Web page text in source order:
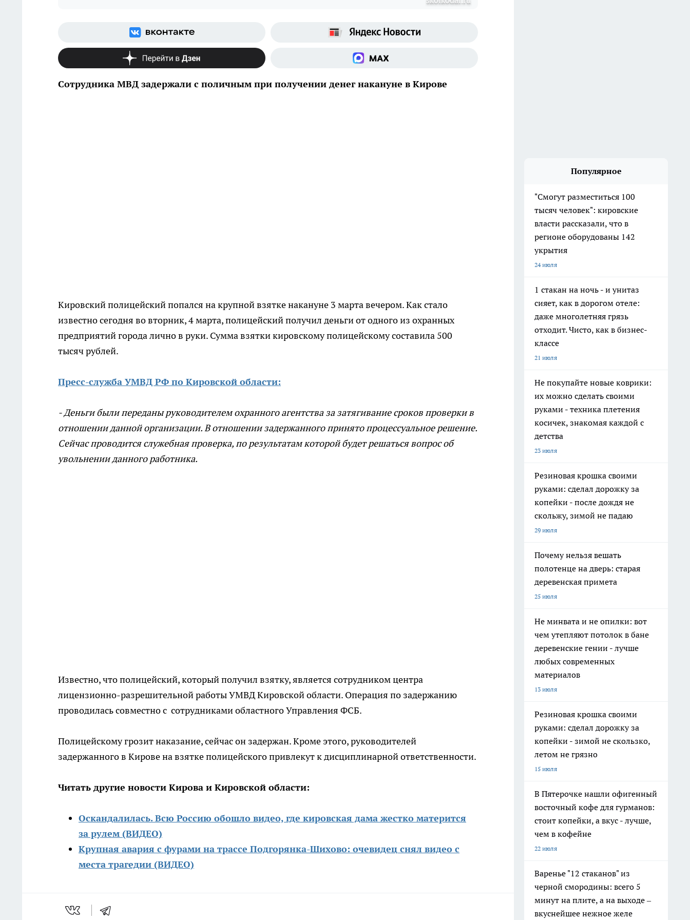
Сотрудника МВД задержали с поличным при получении денег накануне в Кирове
Кировский полицейский попался на крупной взятке накануне 3 марта вечером. Как стало
известно сегодня во вторник, 4 марта, полицейский получил деньги от одного из охранных
предприятий города лично в руки. Сумма взятки кировскому полицейскому составила 500
тысяч рублей.
Пресс-служба УМВД РФ по Кировской области:
- Деньги были переданы руководителем охранного агентства за затягивание сроков проверки в
отношении данной организации. В отношении задержанного принято процессуальное решение.
Сейчас проводится служебная проверка, по результатам которой будет решаться вопрос об
увольнении данного работника.
Известно, что полицейский, который получил взятку, является сотрудником центра
лицензионно-разрешительной работы УМВД Кировской области. Операция по задержанию
проводилась совместно с сотрудниками областного Управления ФСБ.
Полицейскому грозит наказание, сейчас он задержан. Кроме этого, руководителей
задержанного в Кирове на взятке полицейского привлекут к дисциплинарной ответственности.
Читать другие новости Кирова и Кировской области:
Оскандалилась. Всю Россию обошло видео, где кировская дама жестко матерится
за рулем (ВИДЕО)
Крупная авария с фурами на трассе Подгорянка-Шихово: очевидец снял видео с
места трагедии (ВИДЕО)
Популярное
"Смогут разместиться 100
тысяч человек": кировские
власти рассказали, что в
регионе оборудованы 142
укрытия
24 июля
1 стакан на ночь - и унитаз
сияет, как в дорогом отеле:
даже многолетняя грязь
отходит. Чисто, как в бизнес-
классе
21 июля
Не покупайте новые коврики:
их можно сделать своими
руками - техника плетения
косичек, знакомая каждой с
детства
23 июля
Резиновая крошка своими
руками: сделал дорожку за
копейки - после дождя не
скольжу, зимой не падаю
29 июля
Почему нельзя вешать
полотенце на дверь: старая
деревенская примета
25 июля
Не минвата и не опилки: вот
чем утепляют потолок в бане
деревенские гении - лучше
любых современных
материалов
13 июля
Резиновая крошка своими
руками: сделал дорожку за
копейки - зимой не скользко,
летом не грязно
15 июля
В Пятерочке нашли офигенный
восточный кофе для гурманов:
стоит копейки, а вкус - лучше,
чем в кофейне
22 июля
Варенье "12 стаканов" из
черной смородины: всего 5
минут на плите, а на выходе –
вкуснейшее нежное желе